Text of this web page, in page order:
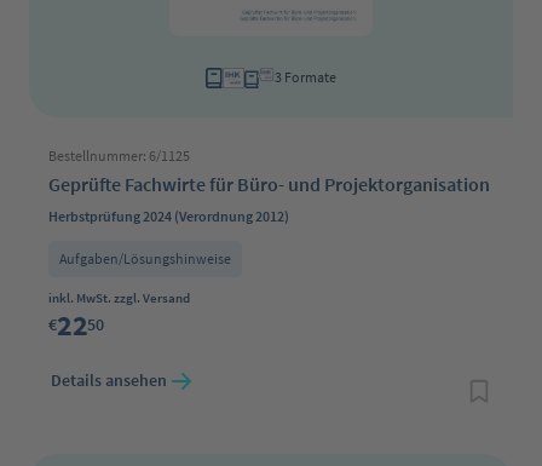
3 Formate
Bestellnummer: 6/1125
Geprüfte Fachwirte für Büro- und Projektorganisation
Herbstprüfung 2024 (Verordnung 2012)
Aufgaben/Lösungshinweise
Regulärer Preis:
inkl. MwSt. zzgl. Versand
€2250
Details ansehen